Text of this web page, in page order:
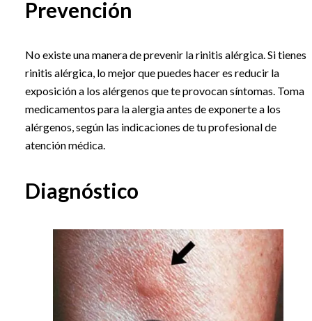
Prevención
No existe una manera de prevenir la rinitis alérgica. Si tienes
rinitis alérgica, lo mejor que puedes hacer es reducir la
exposición a los alérgenos que te provocan síntomas. Toma
medicamentos para la alergia antes de exponerte a los
alérgenos, según las indicaciones de tu profesional de
atención médica.
Diagnóstico